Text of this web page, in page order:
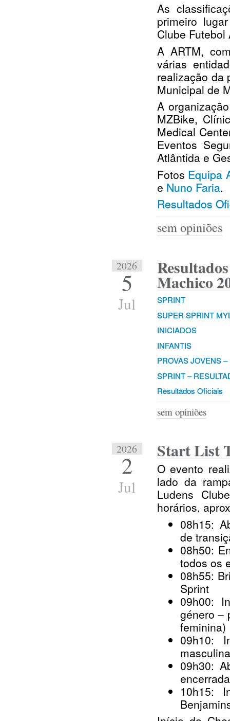
As
primeiro
Clube Futebol
A ARTM,
várias
realização da
Municipal de
A
MZBike,
Medical
Eventos
Atlântida e
Fotos Equipa
e Nuno Faria.
Resultados
sem opiniões
2026
5
Jul
Machico
SPRINT
SUPER SPRINT
INICIADOS
INFANTIS
PROVAS JOVENS
SPRINT –
Resultados Oficiais
sem opiniões
2026
2
Jul
Start List
O evento
lado da
Ludens
horários,
08h15:
de
08h50:
todos os
08h55:
Sprint
09h00:
género –
feminina)
09h10:
09h30:
10h15: